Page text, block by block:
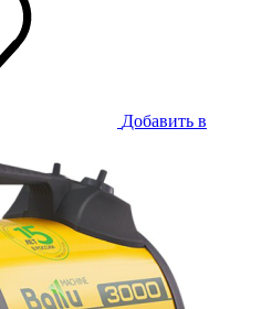
Добавить в